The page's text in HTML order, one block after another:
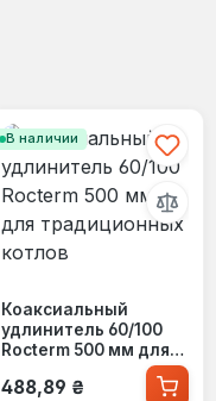
В наличии
Коаксиальный
удлинитель 60/100
Rocterm 500 мм для
котлов
Обычная цена:
488,89 ₴